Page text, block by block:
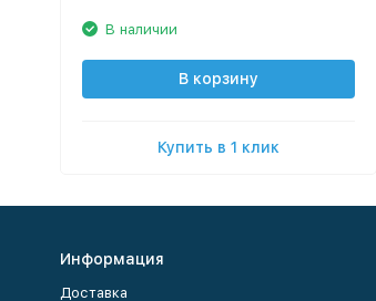
В наличии
В корзину
Купить в 1 клик
Информация
Доставка